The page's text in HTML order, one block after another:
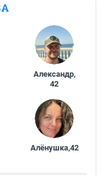
Александр,
42
Алёнушка,42